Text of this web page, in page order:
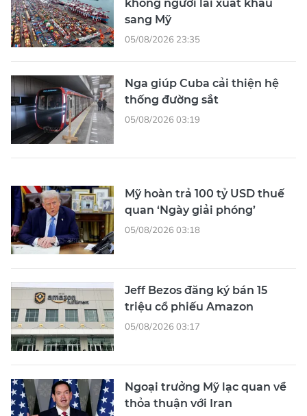
không người lái xuất khẩu
sang Mỹ
05/08/2026 23:35
Nga giúp Cuba cải thiện hệ
thống đường sắt
05/08/2026 03:19
Mỹ hoàn trả 100 tỷ USD thuế
quan ‘Ngày giải phóng’
05/08/2026 03:18
Jeff Bezos đăng ký bán 15
triệu cổ phiếu Amazon
05/08/2026 03:17
Ngoại trưởng Mỹ lạc quan về
thỏa thuận với Iran